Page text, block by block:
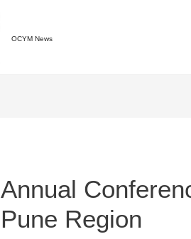
OCYM News
Annual
Pune Region